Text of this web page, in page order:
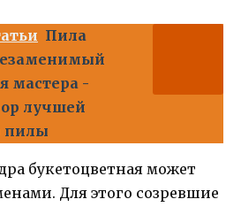
Пила
мастера -
лучшей
пилы
букетоцветная может
Для этого созревшие